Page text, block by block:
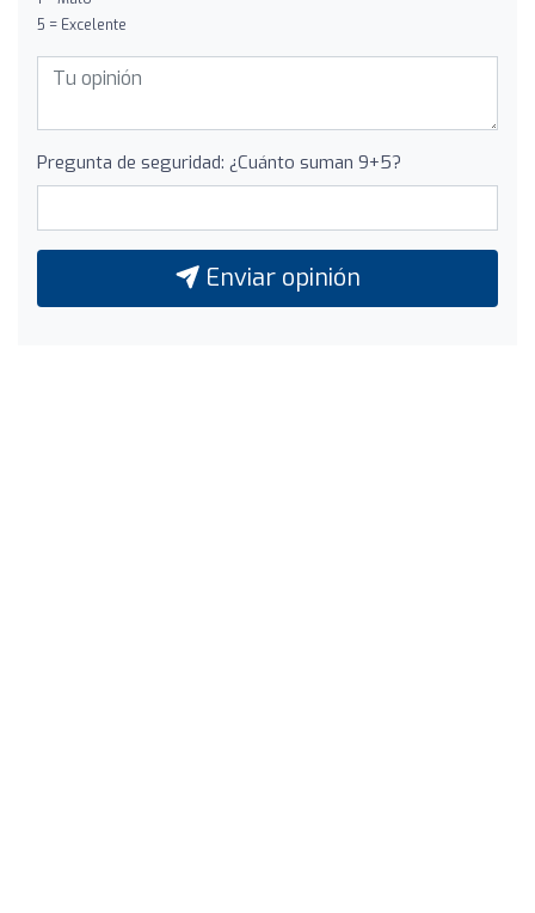
5 = Excelente
Pregunta de seguridad: ¿Cuánto suman 9+5?
Enviar opinión